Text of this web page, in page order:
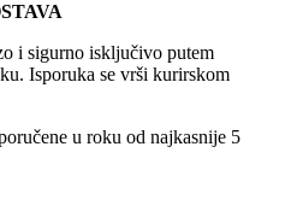
i sigurno isključivo putem
Isporuka se vrši kurirskom
u roku od najkasnije 5